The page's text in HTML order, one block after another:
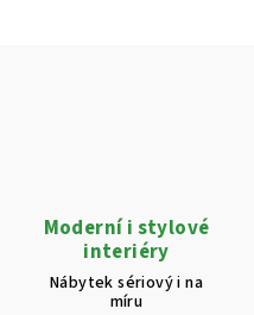
Moderní i stylové
interiéry
Nábytek sériový i na
míru